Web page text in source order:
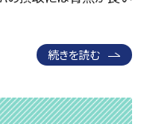
続きを読む